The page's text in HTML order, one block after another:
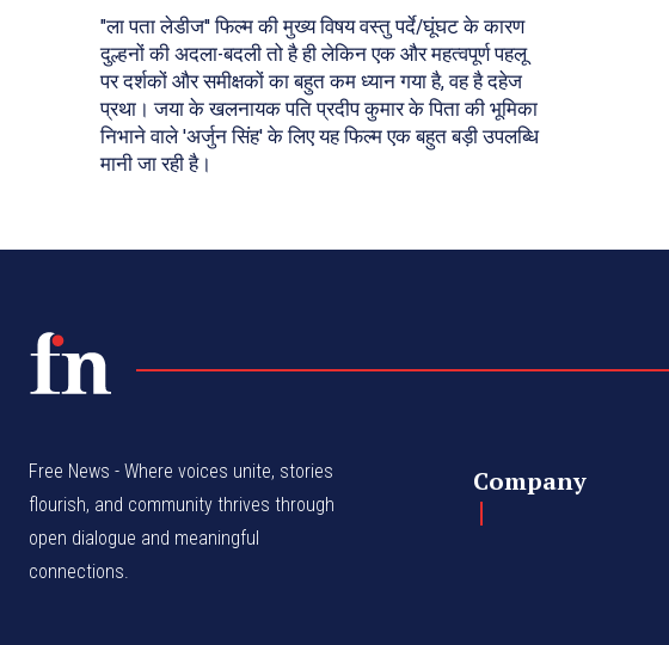
"ला पता लेडीज'' फिल्म की मुख्य विषय वस्तु पर्दे/घूंघट के कारण
दुल्हनों की अदला-बदली तो है ही लेकिन एक और महत्वपूर्ण पहलू
पर दर्शकों और समीक्षकों का बहुत कम ध्यान गया है, वह है दहेज
प्रथा। जया के खलनायक पति प्रदीप कुमार के पिता की भूमिका
निभाने वाले 'अर्जुन सिंह' के लिए यह फिल्म एक बहुत बड़ी उपलब्धि
मानी जा रही है।
Free News - Where voices unite, stories
flourish, and community thrives through
open dialogue and meaningful
connections.
Company